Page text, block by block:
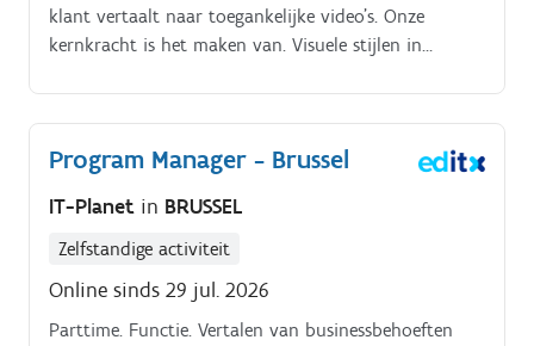
klant vertaalt naar toegankelijke video’s. Onze
kernkracht is het maken van. Visuele stijlen in
en.
Program Manager - Brussel
IT-Planet in BRUSSEL
Zelfstandige activiteit
Online sinds 29 jul. 2026
Parttime. Functie. Vertalen van businessbehoeften